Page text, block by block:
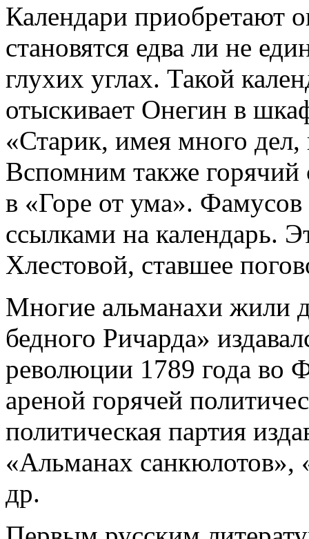
Календари приобретают
становятся едва ли не
глухих углах. Такой
отыскивает Онегин в
«Старик, имея много
Вспомним также
в «Горе от ума». Фамусов
ссылками на календарь.
Хлестовой, ставшее
Многие альманахи жили
бедного Ричарда»
революции 1789 года во
ареной горячей
политическая партия
«Альманах
др.